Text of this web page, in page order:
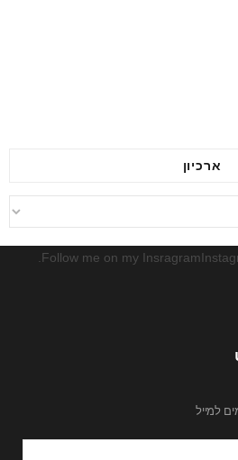
ארכיון
Follow me on my
למייל